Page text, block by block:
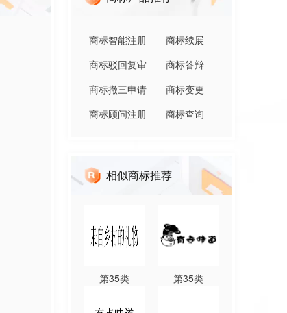
商标智能注册
商标续展
商标驳回复审
商标答辩
商标撤三申请
商标变更
商标顾问注册
商标查询
相似商标推荐
第35类 第35类